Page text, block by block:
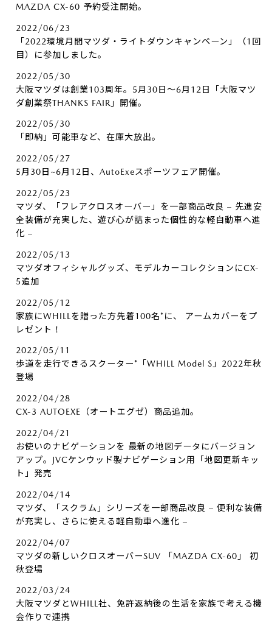
MAZDA CX-60 予約受注開始。
2022/06/23
「2022環境月間マツダ・ライトダウンキャンペーン」（1回
目）に参加しました。
2022/05/30
大阪マツダは創業103周年。5月30日～6月12日「大阪マツ
ダ創業祭THANKS FAIR」開催。
2022/05/30
「即納」可能車など、在庫大放出。
2022/05/27
5月30日~6月12日、AutoExeスポーツフェア開催。
2022/05/23
マツダ、「フレアクロスオーバー」を一部商品改良 – 先進安
全装備が充実した、遊び心が詰まった個性的な軽自動車へ進
化 –
2022/05/13
マツダオフィシャルグッズ、モデルカーコレクションにCX-
5追加
2022/05/12
家族にWHILLを贈った方先着100名*に、​ アームカバーをプ
レゼント！
2022/05/11
歩道を走行できるスクーター*「WHILL Model S」2022年秋
登場
2022/04/28
CX-3 AUTOEXE（オートエグゼ）商品追加。
2022/04/21
お使いのナビゲーションを 最新の地図データにバージョン
アップ。JVCケンウッド製ナビゲーション用「地図更新キッ
ト」発売
2022/04/14
マツダ、「スクラム」シリーズを一部商品改良 – 便利な装備
が充実し、さらに使える軽自動車へ進化 –
2022/04/07
マツダの新しいクロスオーバーSUV 「MAZDA CX-60」 初
秋登場
2022/03/24
大阪マツダとWHILL社、免許返納後の生活を家族で考える機
会作りで連携